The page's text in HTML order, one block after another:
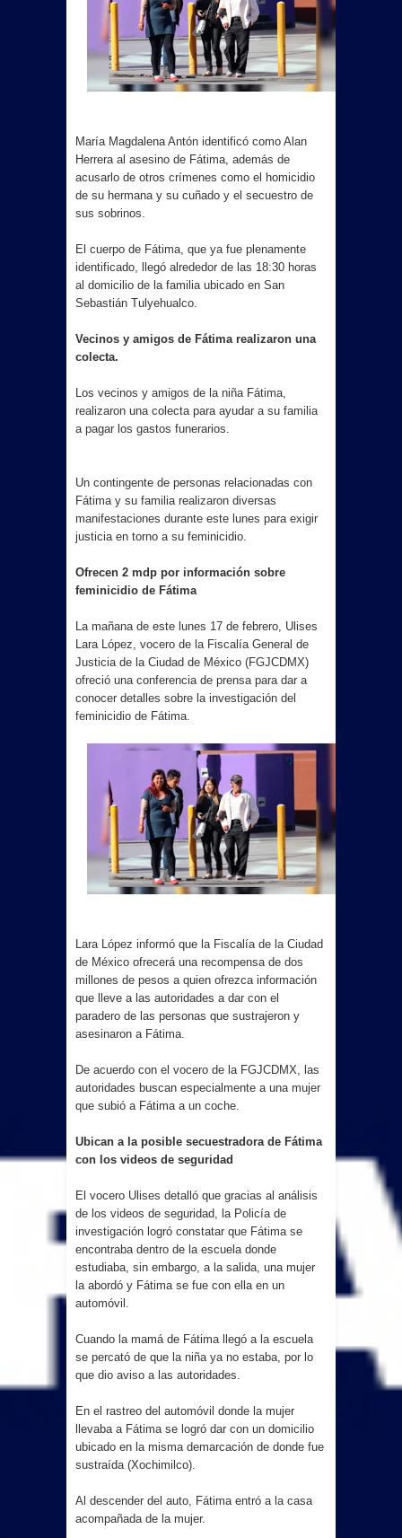
María Magdalena Antón identificó como Alan
Herrera al asesino de Fátima, además de
acusarlo de otros crímenes como el homicidio
de su hermana y su cuñado y el secuestro de
sus sobrinos.
El cuerpo de Fátima, que ya fue plenamente
identificado, llegó alrededor de las 18:30 horas
al domicilio de la familia ubicado en San
Sebastián Tulyehualco.
Vecinos y amigos de Fátima realizaron una
colecta.
Los vecinos y amigos de la niña Fátima,
realizaron una colecta para ayudar a su familia
a pagar los gastos funerarios.
Un contingente de personas relacionadas con
Fátima y su familia realizaron diversas
manifestaciones durante este lunes para exigir
justicia en torno a su feminicidio.
Ofrecen 2 mdp por información sobre
feminicidio de Fátima
La mañana de este lunes 17 de febrero, Ulises
Lara López, vocero de la Fiscalía General de
Justicia de la Ciudad de México (FGJCDMX)
ofreció una conferencia de prensa para dar a
conocer detalles sobre la investigación del
feminicidio de Fátima.
Lara López informó que la Fiscalía de la Ciudad
de México ofrecerá una recompensa de dos
millones de pesos a quien ofrezca información
que lleve a las autoridades a dar con el
paradero de las personas que sustrajeron y
asesinaron a Fátima.
De acuerdo con el vocero de la FGJCDMX, las
autoridades buscan especialmente a una mujer
que subió a Fátima a un coche.
Ubican a la posible secuestradora de Fátima
con los videos de seguridad
El vocero Ulises detalló que gracias al análisis
de los videos de seguridad, la Policía de
investigación logró constatar que Fátima se
encontraba dentro de la escuela donde
estudiaba, sin embargo, a la salida, una mujer
la abordó y Fátima se fue con ella en un
automóvil.
Cuando la mamá de Fátima llegó a la escuela
se percató de que la niña ya no estaba, por lo
que dio aviso a las autoridades.
En el rastreo del automóvil donde la mujer
llevaba a Fátima se logró dar con un domicilio
ubicado en la misma demarcación de donde fue
sustraída (Xochimilco).
Al descender del auto, Fátima entró a la casa
acompañada de la mujer.